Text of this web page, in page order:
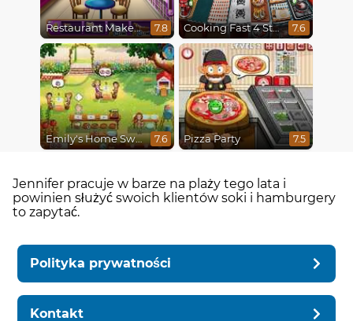
Restaurant Makeover 7.8 Cooking Fast 4 Steak 7.6
Emily's Home Sweet Home 7.6 Pizza Party 7.5
Jennifer pracuje w barze na plaży tego lata i
powinien służyć swoich klientów soki i hamburgery
to zapytać.
Polityka prywatności
Kontakt